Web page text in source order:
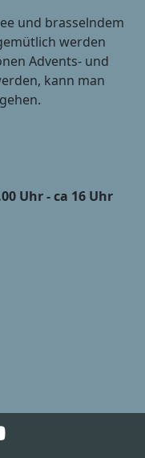
und brasselndem
werden
Advents- und
kann man
Uhr - ca 16 Uhr